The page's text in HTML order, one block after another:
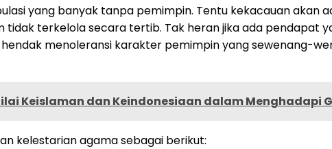
yang banyak tanpa pemimpin. Tentu kekacauan akan
terkelola secara tertib. Tak heran jika ada pendapat
menoleransi karakter pemimpin yang sewenang-
Keislaman dan Keindonesiaan dalam Menghadapi
kelestarian agama sebagai berikut: